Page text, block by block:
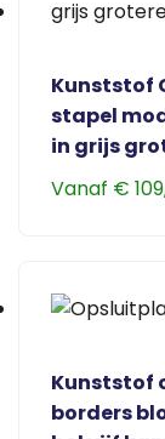
Kunststof
stapel
in grijs
Vanaf €
meerdere
Deze
optie
Kunststof
borders